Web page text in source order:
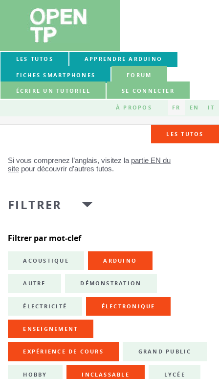
LES TUTOS APPRENDRE ARDUINO
FICHES SMARTPHONES FORUM
ÉCRIRE UN TUTORIEL SE CONNECTER
À PROPOS FR EN IT
LES TUTOS
Si vous comprenez l’anglais, visitez la partie EN du
site pour découvrir d’autres tutos.
FILTRER
Filtrer par mot-clef
ACOUSTIQUE ARDUINO
AUTRE DÉMONSTRATION
ÉLECTRICITÉ ÉLECTRONIQUE
ENSEIGNEMENT
EXPÉRIENCE DE COURS GRAND PUBLIC
HOBBY INCLASSABLE LYCÉE